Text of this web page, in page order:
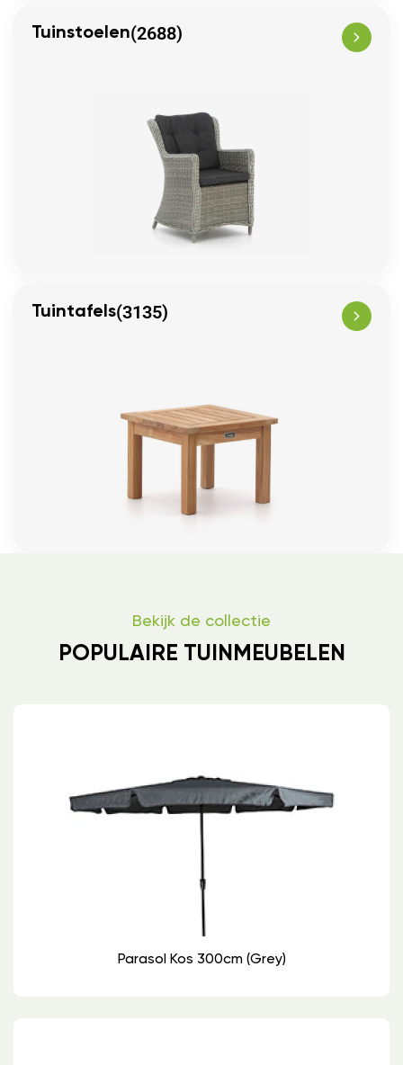
Tuinstoelen(2688)
Tuintafels(3135)
Bekijk de collectie
POPULAIRE TUINMEUBELEN
Parasol Kos 300cm (grey)